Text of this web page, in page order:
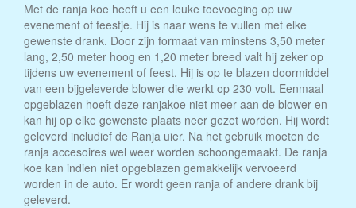
Met de ranja koe heeft u een leuke toevoeging op uw
evenement of feestje. Hij is naar wens te vullen met elke
gewenste drank. Door zijn formaat van minstens 3,50 meter
lang, 2,50 meter hoog en 1,20 meter breed valt hij zeker op
tijdens uw evenement of feest. Hij is op te blazen doormiddel
van een bijgeleverde blower die werkt op 230 volt. Eenmaal
opgeblazen hoeft deze ranjakoe niet meer aan de blower en
kan hij op elke gewenste plaats neer gezet worden. Hij wordt
geleverd includief de Ranja uier. Na het gebruik moeten de
ranja accesoires wel weer worden schoongemaakt. De ranja
koe kan indien niet opgeblazen gemakkelijk vervoeerd
worden in de auto. Er wordt geen ranja of andere drank bij
geleverd.